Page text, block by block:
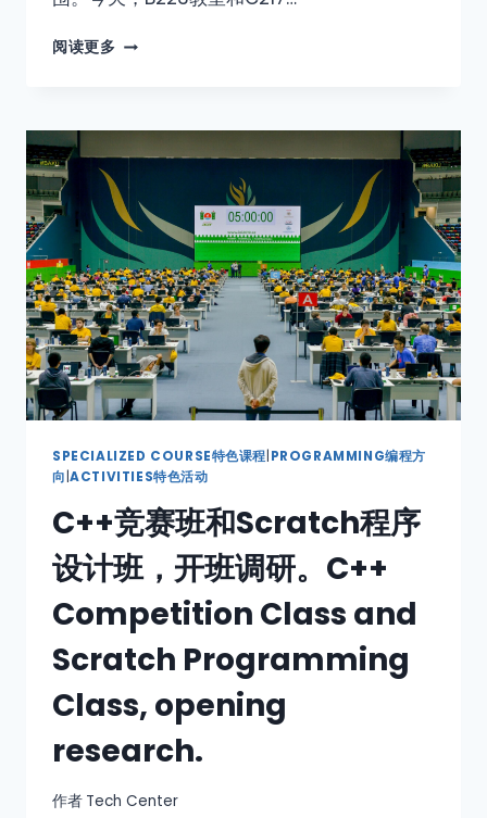
阅读更多
SPECIALIZED COURSE特色课程 PROGRAMMING编程方
向 |ACTIVITIES特色活动
C++竞赛班和Scratch程序
设计班，开班调研。C++
Competition Class and
Scratch Programming
Class, opening
research.
作者 Tech Center